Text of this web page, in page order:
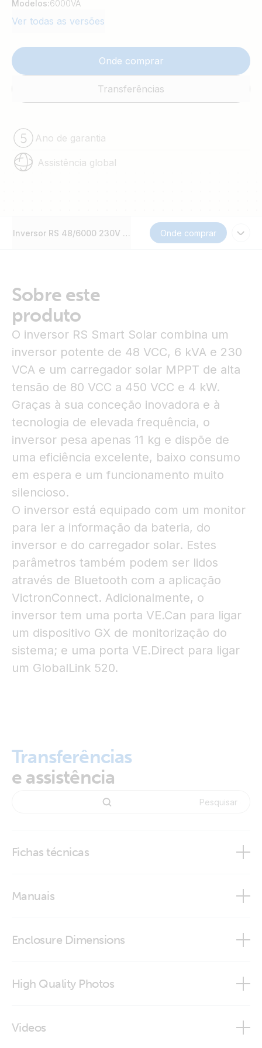
Modelos:6000VA
Ver todas as versões
Onde comprar
Transferências
Ano de garantia
Assistência global
Inversor RS 48/6000 230V Smart SolarOnde comprar
Sobre este
produto
O inversor RS Smart Solar combina um
inversor potente de 48 VCC, 6 kVA e 230
VCA e um carregador solar MPPT de alta
tensão de 80 VCC a 450 VCC e 4 kW.
Graças à sua conceção inovadora e à
tecnologia de elevada frequência, o
inversor pesa apenas 11 kg e dispõe de
uma eficiência excelente, baixo consumo
em espera e um funcionamento muito
silencioso.
O inversor está equipado com um monitor
para ler a informação da bateria, do
inversor e do carregador solar. Estes
parâmetros também podem ser lidos
através de Bluetooth com a aplicação
VictronConnect. Adicionalmente, o
inversor tem uma porta VE.Can para ligar
um dispositivo GX de monitorização do
sistema; e uma porta VE.Direct para ligar
um GlobalLink 520.
Transferências
e assistência
Fichas técnicas
Manuais
Enclosure Dimensions
High Quality Photos
Videos